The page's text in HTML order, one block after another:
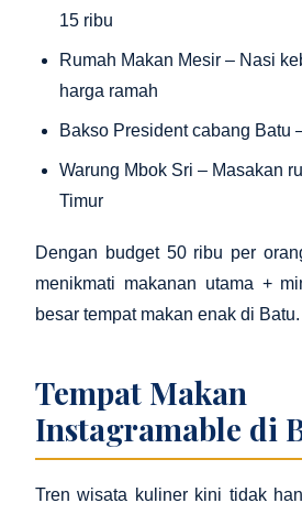
15 ribu
Rumah Makan Mesir – Nasi
harga ramah
Bakso President cabang Batu
Warung Mbok Sri – Masakan
Timur
Dengan budget 50 ribu per
menikmati makanan utama +
besar tempat makan enak di Batu.
Tempat Makan
Instagramable di
Tren wisata kuliner kini tidak